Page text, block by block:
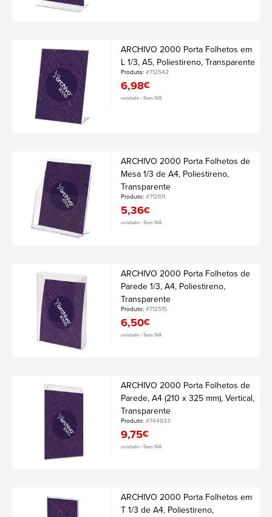
ARCHIVO 2000 Porta Folhetos em
L 1/3, A5, Poliestireno, Transparente
Produto:#712542
6,98€
unidade • Sem IVA
ARCHIVO 2000 Porta Folhetos de
Mesa 1/3 de A4, Poliestireno,
Transparente
Produto:#712611
5,36€
unidade • Sem IVA
ARCHIVO 2000 Porta Folhetos de
Parede 1/3, A4, Poliestireno,
Transparente
Produto:#712515
6,50€
unidade • Sem IVA
ARCHIVO 2000 Porta Folhetos de
Parede, A4 (210 x 325 mm), Vertical,
Transparente
Produto:#744933
9,75€
unidade • Sem IVA
ARCHIVO 2000 Porta Folhetos em
T 1/3 de A4, Poliestireno,